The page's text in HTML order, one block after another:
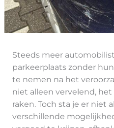
Steeds meer
parkeerplaats zonder
te nemen na het
niet alleen vervelend,
raken. Toch sta je er niet
verschillende